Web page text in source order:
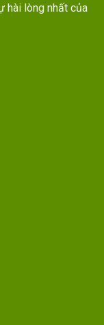
hài lòng nhất của